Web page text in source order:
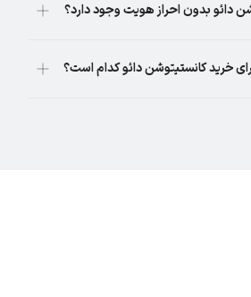
دائو بدون احراز هویت وجود دارد؟
خرید کانستیتوشن دائو کدام است؟